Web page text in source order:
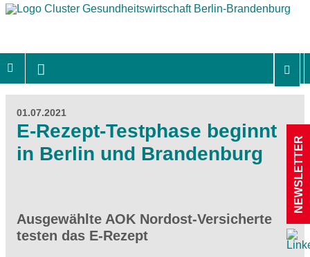
01.07.2021
E-Rezept-Testphase beginnt
in Berlin und Brandenburg
Ausgewählte AOK Nordost-Versicherte
testen das E-Rezept
NEWSLETTER